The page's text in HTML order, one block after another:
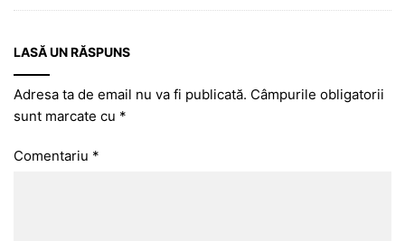
LASĂ UN RĂSPUNS
Adresa ta de email nu va fi publicată. Câmpurile obligatorii
sunt marcate cu *
Comentariu *